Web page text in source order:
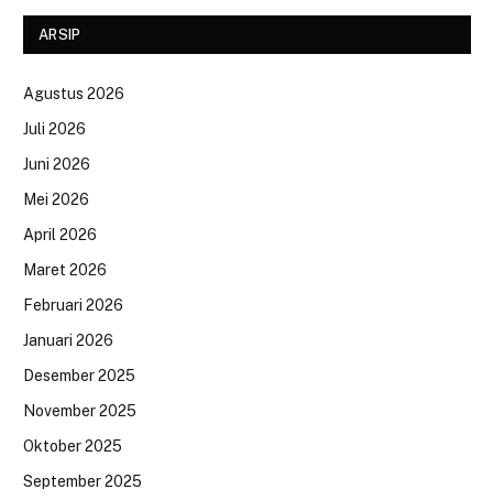
ARSIP
Agustus 2026
Juli 2026
Juni 2026
Mei 2026
April 2026
Maret 2026
Februari 2026
Januari 2026
Desember 2025
November 2025
Oktober 2025
September 2025